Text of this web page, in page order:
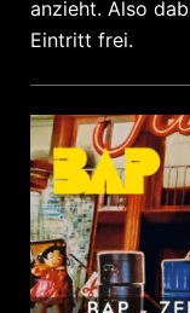
anzieht. Also
Eintritt frei.